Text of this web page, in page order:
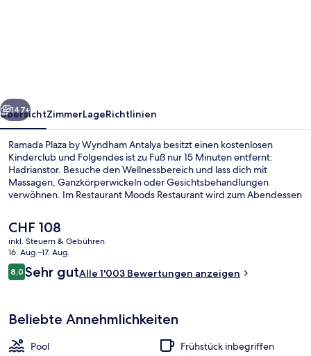
Weiter
147+
ÜbersichtZimmerLageRichtlinien
Ramada Plaza by Wyndham Antalya besitzt einen kostenlosen
Kinderclub und Folgendes ist zu Fuß nur 15 Minuten entfernt:
Hadrianstor. Besuche den Wellnessbereich und lass dich mit
Massagen, Ganzkörperwickeln oder Gesichtsbehandlungen
verwöhnen. Im Restaurant Moods Restaurant wird zum Abendessen
Hotel im luxuriösen Stil 3 Bars/Lounges, einen Innenpool und einen
Außenpool. Andere Reisende mögen die fußgängerfreundliche
Lage.
Der
aktuelle
Preis
beträgt
CHF 108.
CHF 108
inkl. Steuern & Gebühren
16. Aug.–17. Aug.
Bewertungen
8,08,0 von 10.
Sehr gutAlle 1'003 Bewertungen anzeigen
Beliebte Annehmlichkeiten
Pool
Frühstück inbegriffen